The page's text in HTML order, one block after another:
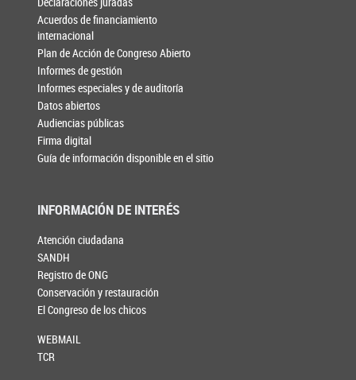
Acuerdos de financiamiento
internacional
Plan de Acción de Congreso Abierto
Informes de gestión
Informes especiales y de auditoría
Datos abiertos
Audiencias públicas
Firma digital
Guía de información disponible en el sitio
INFORMACIÓN DE INTERÉS
Atención ciudadana
SANDH
Registro de ONG
Conservación y restauración
El Congreso de los chicos
WEBMAIL
TCR